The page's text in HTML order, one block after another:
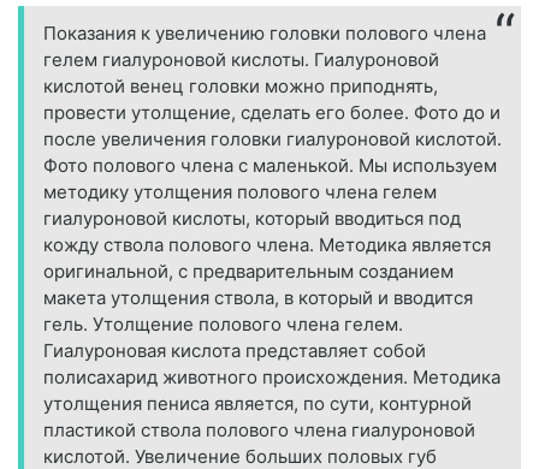
Показания к увеличению головки полового члена
гелем гиалуроновой кислоты. Гиалуроновой
кислотой венец головки можно приподнять,
провести утолщение, сделать его более. Фото до и
после увеличения головки гиалуроновой кислотой.
Фото полового члена с маленькой. Мы используем
методику утолщения полового члена гелем
гиалуроновой кислоты, который вводиться под
кожду ствола полового члена. Методика является
оригинальной, с предварительным созданием
макета утолщения ствола, в который и вводится
гель. Утолщение полового члена гелем.
Гиалуроновая кислота представляет собой
полисахарид животного происхождения. Методика
утолщения пениса является, по сути, контурной
пластикой ствола полового члена гиалуроновой
кислотой. Увеличение больших половых губ